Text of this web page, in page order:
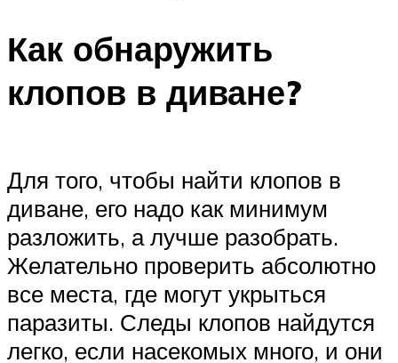
Как обнаружить
клопов в диване?
Для того, чтобы найти клопов в
диване, его надо как минимум
разложить, а лучше разобрать.
Желательно проверить абсолютно
все места, где могут укрыться
паразиты. Следы клопов найдутся
легко, если насекомых много, и они